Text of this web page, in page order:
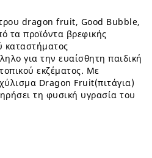
dragon fruit, Good Bubble,
τα προϊόντα βρεφικής
καταστήματος
για την ευαίσθητη παιδική
εκζέματος. Mε
Dragon Fruit(πιτάγια)
τη φυσική υγρασία του